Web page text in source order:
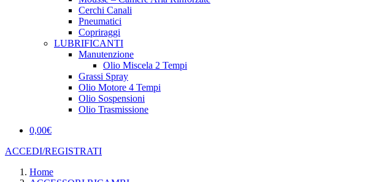
Cerchi Canali
Pneumatici
Copriraggi
LUBRIFICANTI
Manutenzione
Olio Miscela 2 Tempi
Grassi Spray
Olio Motore 4 Tempi
Olio Sospensioni
Olio Trasmissione
0,00€
ACCEDI/REGISTRATI
Home